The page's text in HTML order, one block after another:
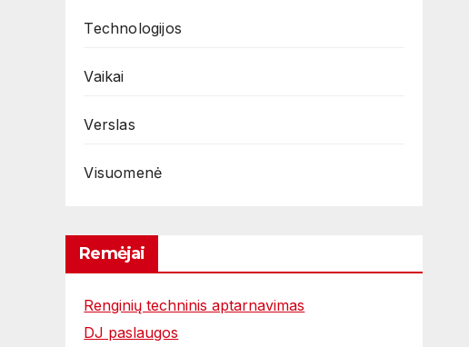
Technologijos
Vaikai
Verslas
Visuomenė
Remėjai
Renginių techninis aptarnavimas
DJ paslaugos